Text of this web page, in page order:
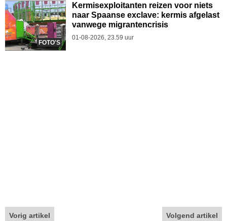
FOTO'S
Kermisexploitanten reizen voor niets
naar Spaanse exclave: kermis afgelast
vanwege migrantencrisis
01-08-2026, 23.59 uur
Vorig artikel Volgend artikel